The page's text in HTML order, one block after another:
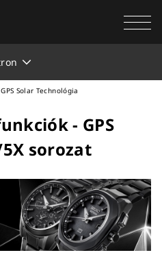
GPS Solar Technológia
- GPS
sorozat